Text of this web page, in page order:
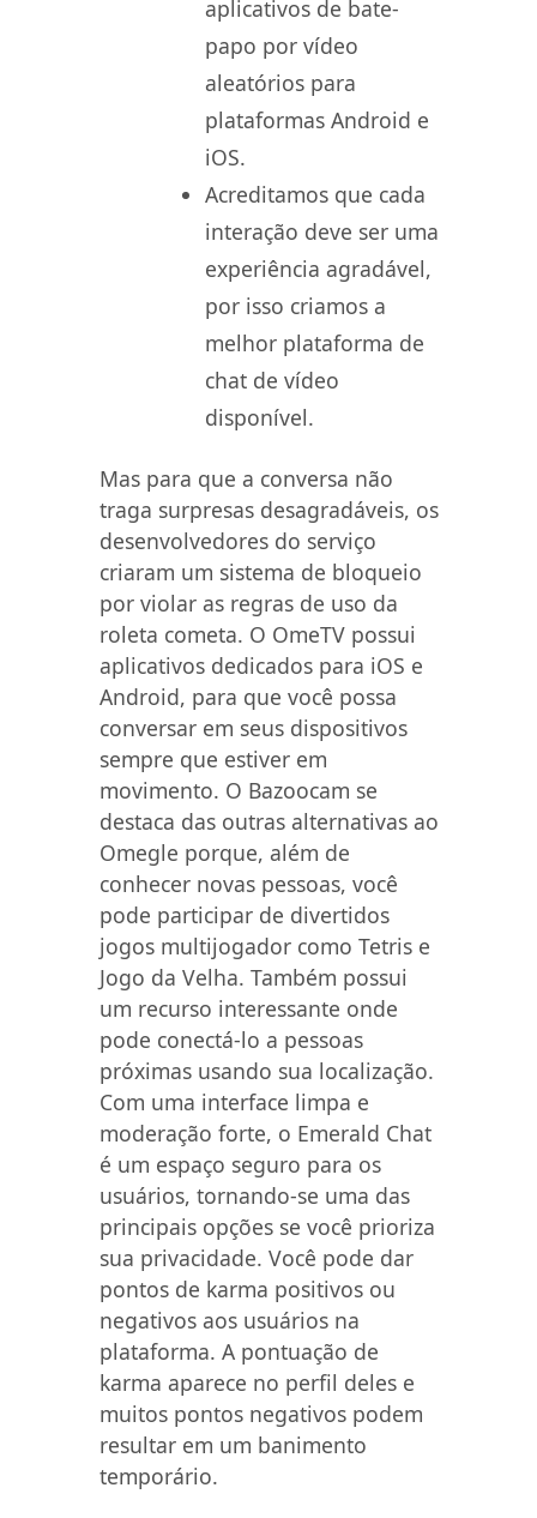
aplicativos de bate-
papo por vídeo
aleatórios para
plataformas Android e
iOS.
Acreditamos que cada
interação deve ser uma
experiência agradável,
por isso criamos a
melhor plataforma de
chat de vídeo
disponível.
Mas para que a conversa não
traga surpresas desagradáveis, os
desenvolvedores do serviço
criaram um sistema de bloqueio
por violar as regras de uso da
roleta cometa. O OmeTV possui
aplicativos dedicados para iOS e
Android, para que você possa
conversar em seus dispositivos
sempre que estiver em
movimento. O Bazoocam se
destaca das outras alternativas ao
Omegle porque, além de
conhecer novas pessoas, você
pode participar de divertidos
jogos multijogador como Tetris e
Jogo da Velha. Também possui
um recurso interessante onde
pode conectá-lo a pessoas
próximas usando sua localização.
Com uma interface limpa e
moderação forte, o Emerald Chat
é um espaço seguro para os
usuários, tornando-se uma das
principais opções se você prioriza
sua privacidade. Você pode dar
pontos de karma positivos ou
negativos aos usuários na
plataforma. A pontuação de
karma aparece no perfil deles e
muitos pontos negativos podem
resultar em um banimento
temporário.